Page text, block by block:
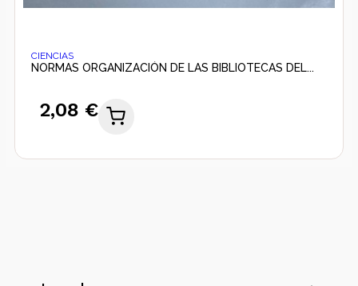
CIENCIAS
NORMAS ORGANIZACIÓN DE LAS BIBLIOTECAS DEL...
2,08 €